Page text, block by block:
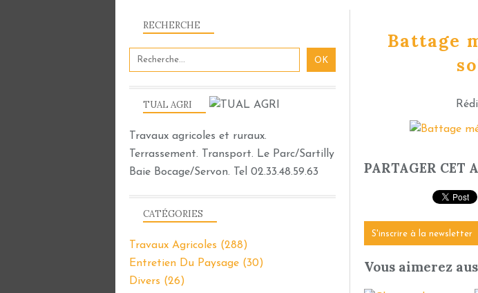
Battage
PARTAGER CET
S'inscrire à la newsletter
Vous aimerez
RECHERCHE
TUAL AGRI
Travaux agricoles et ruraux.
Terrassement. Transport. Le Parc/Sartilly
Baie Bocage/Servon. Tel 02.33.48.59.63
CATÉGORIES
Travaux Agricoles (288)
Entretien Du Paysage (30)
Divers (26)